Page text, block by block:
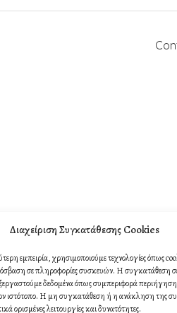
Διαχείριση Συγκατάθεσης Cookies
εμπειρία, χρησιμοποιούμε τεχνολογίες όπως
σε πληροφορίες συσκευών. Η συγκατάθεση σε
δεδομένα όπως συμπεριφορά
ιστότοπο. Η μη συγκατάθεση ή η ανάκληση της
ορισμένες λειτουργίες και δυνατότητες.